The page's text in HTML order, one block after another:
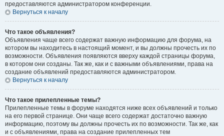
предоставляются администратором конференции.
Вернуться к началу
Что такое объявления?
Объявления чаще всего содержат важную информацию для форума, на
котором вы находитесь в настоящий момент, и вы должны прочесть их по
возможности. Объявления появляются вверху каждой страницы форума,
в котором они созданы. Так же, как и с важными объявлениями, права на
создание объявлений предоставляются администратором.
Вернуться к началу
Что такое прилепленные темы?
Прилепленные темы в форуме находятся ниже всех объявлений и только
на его первой странице. Они чаще всего содержат достаточно важную
информацию, поэтому вы должны прочесть их по возможности. Так же, как
и с объявлениями, права на создание прилепленных тем